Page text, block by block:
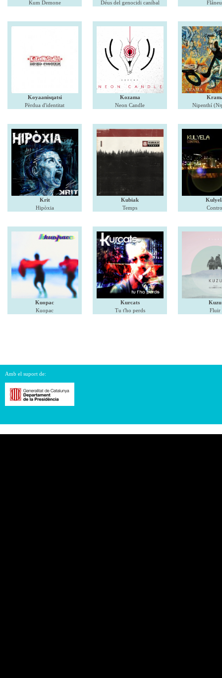
Kum Demone
Déus del genocidi caníbal
Koyaanisqatsi
Pèrdua d'identitat
Kozama
Neon Candle
Nipenthí
Krit
Hipòxia
Kubiak
Temps
Kuopac
Kuopac
Kurcats
Tu t'ho perds
Kuzu
Fluir
Amb el suport de: